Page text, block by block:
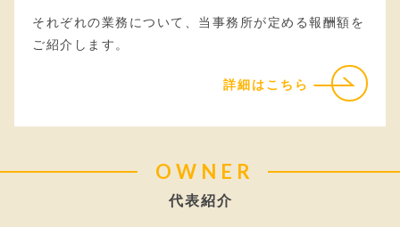
それぞれの業務について、当事務所が定める報酬額を
ご紹介します。
詳細はこちら
OWNER
代表紹介